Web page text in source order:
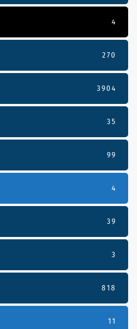
4
270
3904
35
99
4
39
3
818
11